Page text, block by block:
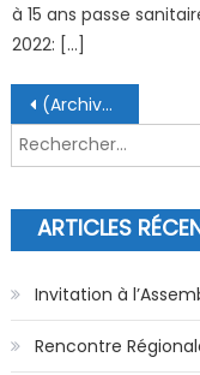
à 15 ans passe
2022: […]
(Archive) Tournoi de hockey subaquatique jeunes France / Angleterre
Rechercher :
ARTICLES
Invitation à
Rencontre